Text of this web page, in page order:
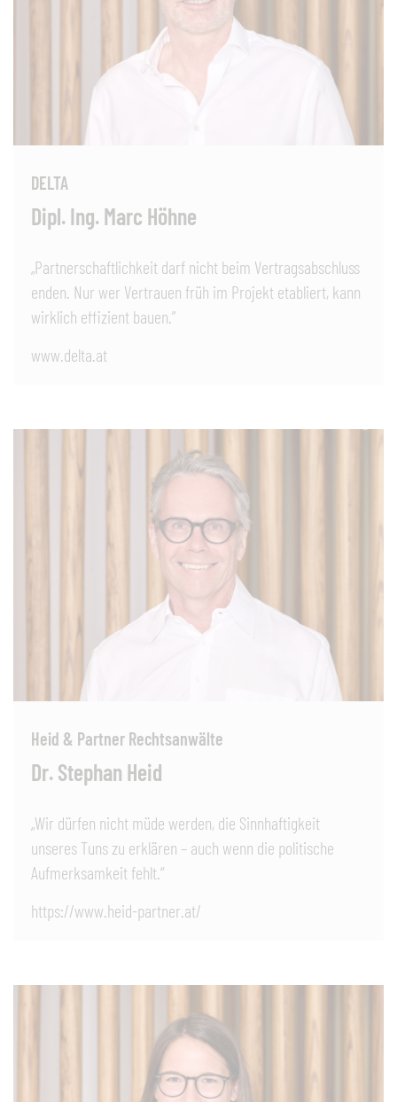
DELTA
Dipl. Ing. Marc Höhne
„Partnerschaftlichkeit darf nicht beim Vertragsabschluss
enden. Nur wer Vertrauen früh im Projekt etabliert, kann
wirklich effizient bauen.”
www.delta.at
Heid & Partner Rechtsanwälte
Dr. Stephan Heid
„Wir dürfen nicht müde werden, die Sinnhaftigkeit
unseres Tuns zu erklären – auch wenn die politische
Aufmerksamkeit fehlt.“
https://www.heid-partner.at/